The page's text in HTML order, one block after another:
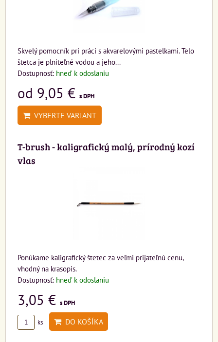
Skvelý pomocník pri práci s akvarelovými pastelkami. Telo
štetca je plniteľné vodou a jeho...
Dostupnosť: hneď k odoslaniu
od 9,05 € s DPH
VYBERTE VARIANT
T-brush - kaligrafický malý, prírodný kozí
vlas
Ponúkame kaligrafický štetec za veľmi prijateľnú cenu,
vhodný na krasopis.
Dostupnosť: hneď k odoslaniu
3,05 € s DPH
ks DO KOŠÍKA